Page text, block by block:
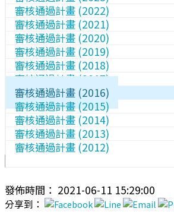
審核通過計畫 (2022)
審核通過計畫 (2021)
審核通過計畫 (2020)
審核通過計畫 (2019)
審核通過計畫 (2018)
審核通過計畫 (2017)
審核通過計畫 (2016)
審核通過計畫 (2015)
審核通過計畫 (2014)
審核通過計畫 (2013)
審核通過計畫 (2012)
發佈時間： 2021-06-11 15:29:00
分享到：